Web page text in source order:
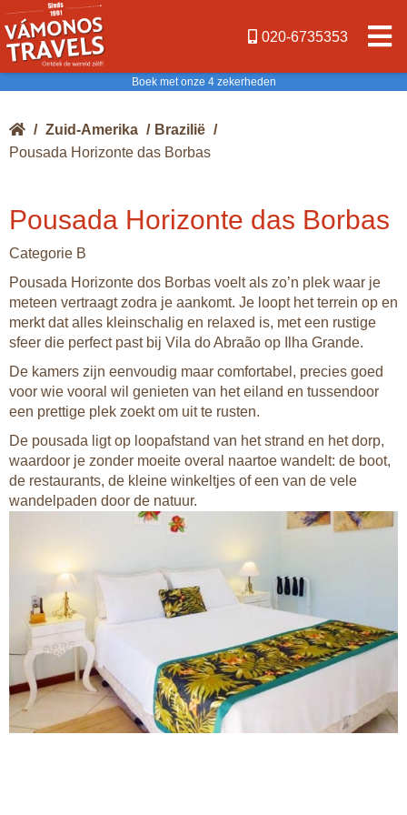
020-6735353
Boek met onze 4 zekerheden
/ Zuid-Amerika / Brazilië /
Pousada Horizonte das Borbas
Pousada Horizonte das Borbas
Categorie B
Pousada Horizonte dos Borbas voelt als zo’n plek waar je
meteen vertraagt zodra je aankomt. Je loopt het terrein op en
merkt dat alles kleinschalig en relaxed is, met een rustige
sfeer die perfect past bij Vila do Abraão op Ilha Grande.
De kamers zijn eenvoudig maar comfortabel, precies goed
voor wie vooral wil genieten van het eiland en tussendoor
een prettige plek zoekt om uit te rusten.
De pousada ligt op loopafstand van het strand en het dorp,
waardoor je zonder moeite overal naartoe wandelt: de boot,
de restaurants, de kleine winkeltjes of een van de vele
wandelpaden door de natuur.